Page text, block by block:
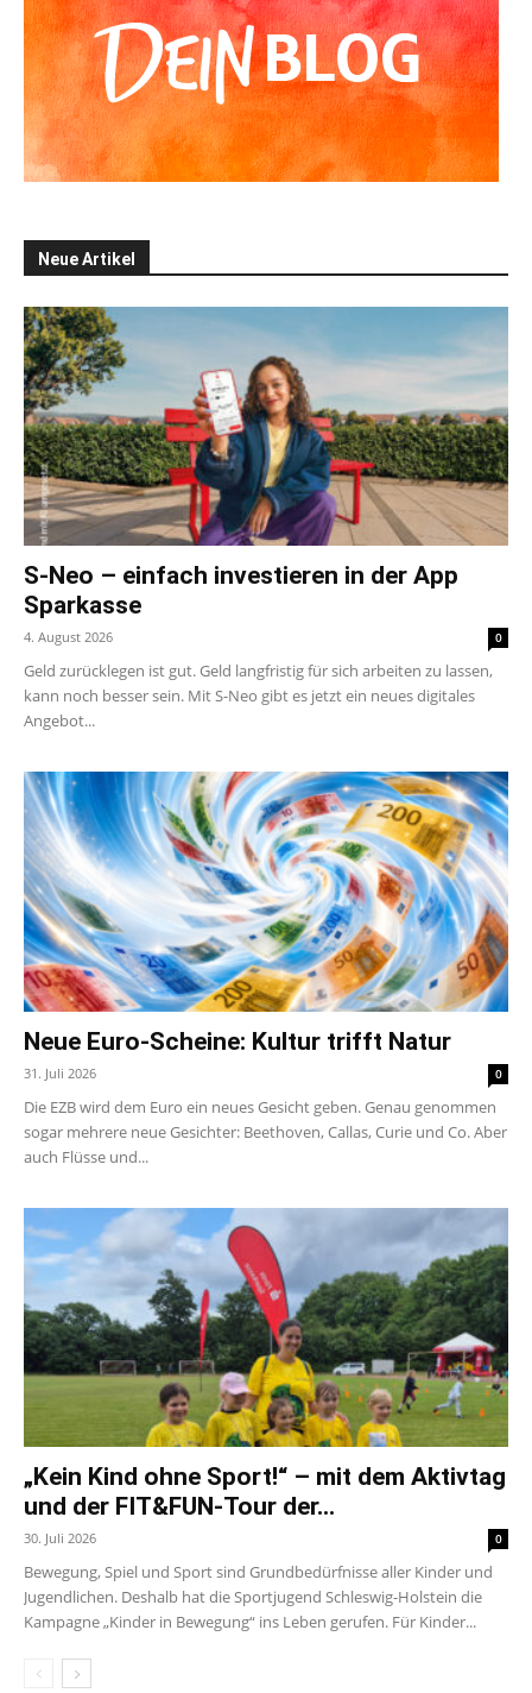
Neue Artikel
S-Neo – einfach investieren in der App
Sparkasse
4. August 2026 0
Geld zurücklegen ist gut. Geld langfristig für sich arbeiten zu lassen,
kann noch besser sein. Mit S-Neo gibt es jetzt ein neues digitales
Angebot...
Neue Euro-Scheine: Kultur trifft Natur
31. Juli 2026 0
Die EZB wird dem Euro ein neues Gesicht geben. Genau genommen
sogar mehrere neue Gesichter: Beethoven, Callas, Curie und Co. Aber
auch Flüsse und...
„Kein Kind ohne Sport!“ – mit dem Aktivtag
und der FIT&FUN-Tour der...
30. Juli 2026 0
Bewegung, Spiel und Sport sind Grundbedürfnisse aller Kinder und
Jugendlichen. Deshalb hat die Sportjugend Schleswig-Holstein die
Kampagne „Kinder in Bewegung“ ins Leben gerufen. Für Kinder...